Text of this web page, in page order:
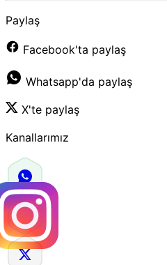
Paylaş
Facebook'ta paylaş
Whatsapp'da paylaş
X'te paylaş
Kanallarımız